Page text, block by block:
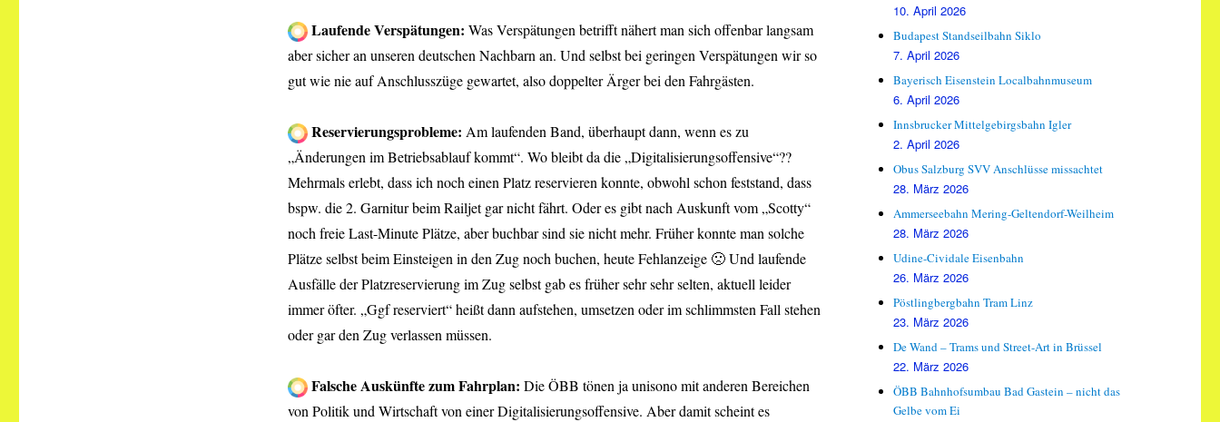
Laufende Verspätungen: Was Verspätungen betrifft nähert man sich offenbar langsam
aber sicher an unseren deutschen Nachbarn an. Und selbst bei geringen Verspätungen wir so
gut wie nie auf Anschlusszüge gewartet, also doppelter Ärger bei den Fahrgästen.
Reservierungsprobleme: Am laufenden Band, überhaupt dann, wenn es zu
„Änderungen im Betriebsablauf kommt“. Wo bleibt da die „Digitalisierungsoffensive“??
Mehrmals erlebt, dass ich noch einen Platz reservieren konnte, obwohl schon feststand, dass
bspw. die 2. Garnitur beim Railjet gar nicht fährt. Oder es gibt nach Auskunft vom „Scotty“
noch freie Last-Minute Plätze, aber buchbar sind sie nicht mehr. Früher konnte man solche
Plätze selbst beim Einsteigen in den Zug noch buchen, heute Fehlanzeige 🙁 Und laufende
Ausfälle der Platzreservierung im Zug selbst gab es früher sehr sehr selten, aktuell leider
immer öfter. „Ggf reserviert“ heißt dann aufstehen, umsetzen oder im schlimmsten Fall stehen
oder gar den Zug verlassen müssen.
Falsche Auskünfte zum Fahrplan: Die ÖBB tönen ja unisono mit anderen Bereichen
von Politik und Wirtschaft von einer Digitalisierungsoffensive. Aber damit scheint es
10. April 2026
Budapest Standseilbahn Siklo
7. April 2026
Bayerisch Eisenstein Localbahnmuseum
6. April 2026
Innsbrucker Mittelgebirgsbahn Igler
2. April 2026
Obus Salzburg SVV Anschlüsse missachtet
28. März 2026
Ammerseebahn Mering-Geltendorf-Weilheim
28. März 2026
Udine-Cividale Eisenbahn
26. März 2026
Pöstlingbergbahn Tram Linz
23. März 2026
De Wand – Trams und Street-Art in Brüssel
22. März 2026
ÖBB Bahnhofsumbau Bad Gastein – nicht das
Gelbe vom Ei